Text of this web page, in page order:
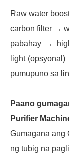
Raw water
carbon filter →
pabahay →
light
pumupuno sa
Paano
Purifier
Gumagana ang
ng tubig na